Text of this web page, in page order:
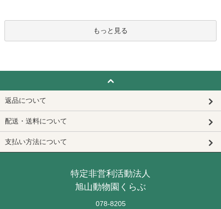
もっと見る
返品について
配送・送料について
支払い方法について
特定非営利活動法人
旭山動物園くらぶ
078-8205